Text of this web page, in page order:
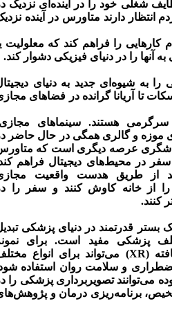
شغلی خود را در آینده‌ای نزدیک در
دارند متاورس در آینده نزدیک
را فراهم کند که معلولیت یا
را در دنیای فیزیکی دشوار کند.
به شیوه‌ای جدید به دنیای دیجیتال
تا آریانا گرانده در فضاهای مجازی
هستند. سینماهای مجازی،
موزه و گالری همگی در حال حاضر در
عرصه دیگری است که متاورس
در محیط‌های دیجیتال فراهم کند.
از طریق هدست واقعیت مجازی
از خانه کاوش کنند و سفر را در
قدرتمند در دنیای پزشکی تبدیل
پزشکی مفید است. برای نمونه
شبیه‌سازی واقعیت توسعه یافته (XR) می‌تواند برای انواع مختلف
و سلامت روان استفاده شود.
تصویربرداری پزشکی را در
برنامه‌ریزی درمان و پژوهش‌های